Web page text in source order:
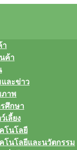
า
ค้า
ละข่าว
ภาพ
ศึกษา
เลี้ยง
โนโลยี
โนโลยีและนวัตกรรม